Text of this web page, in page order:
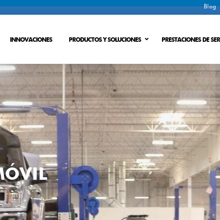
Blog
INNOVACIONES PRODUCTOS Y SOLUCIONES
DESAGUA DE LODOS
PERDIDA DE ENERGIA
Proceso de intercambio onico
Proceso de membrana
Proceso de membrana de intercambio ionico
PRESTACIONES DE